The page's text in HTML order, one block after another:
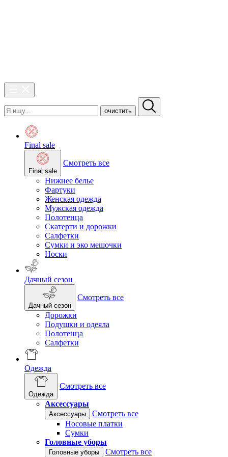
очистить
Final sale
Final sale
Смотреть все
Нижнее белье
Фартуки
Женская одежда
Мужская одежда
Полотенца
Скатерти и дорожки
Салфетки
Сумки и эко мешочки
Носки
Дачный сезон
Дачный сезон
Смотреть все
Дорожки
Подушки и одеяла
Полотенца
Салфетки
Одежда
Одежда
Смотреть все
Аксессуары
Аксессуары
Смотреть все
Носовые платки
Сумки
Головные уборы
Головные уборы
Смотреть все